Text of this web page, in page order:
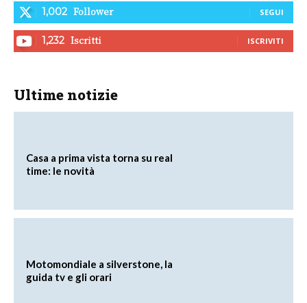
1,002 Follower SEGUI
1,232 Iscritti ISCRIVITI
Ultime notizie
Casa a prima vista torna su real
time: le novità
Motomondiale a silverstone, la
guida tv e gli orari